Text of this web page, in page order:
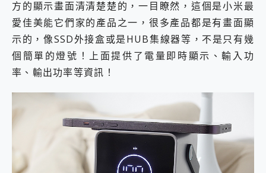
方的顯示畫面清清楚楚的，一目瞭然，這個是小米最
愛佳美能它們家的產品之一，很多產品都是有畫面顯
示的，像SSD外接盒或是HUB集線器等，不是只有幾
個簡單的燈號！上面提供了電量即時顯示、輸入功
率、輸出功率等資訊！